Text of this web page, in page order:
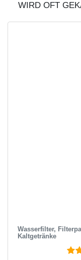
WIRD OFT
Wasserfilter,
Kaltgetränke